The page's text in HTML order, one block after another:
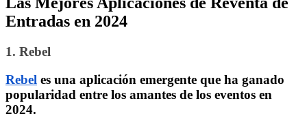
Entradas en 2024
1. Rebel
Rebel es una aplicación emergente que ha ganado
popularidad entre los amantes de los eventos en
2024.